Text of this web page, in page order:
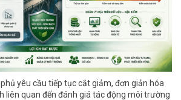
yêu cầu tiếp tục cắt giảm, đơn giản hóa
liên quan đến đánh giá tác động môi trường